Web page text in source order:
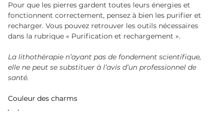
Pour que les pierres gardent toutes leurs énergies et
fonctionnent correctement, pensez à bien les purifier et
recharger. Vous pouvez retrouver les outils nécessaires
dans la rubrique « Purification et rechargement ».
La lithothérapie n’ayant pas de fondement scientifique,
elle ne peut se substituer à l’avis d’un professionnel de
santé.
Couleur des charms